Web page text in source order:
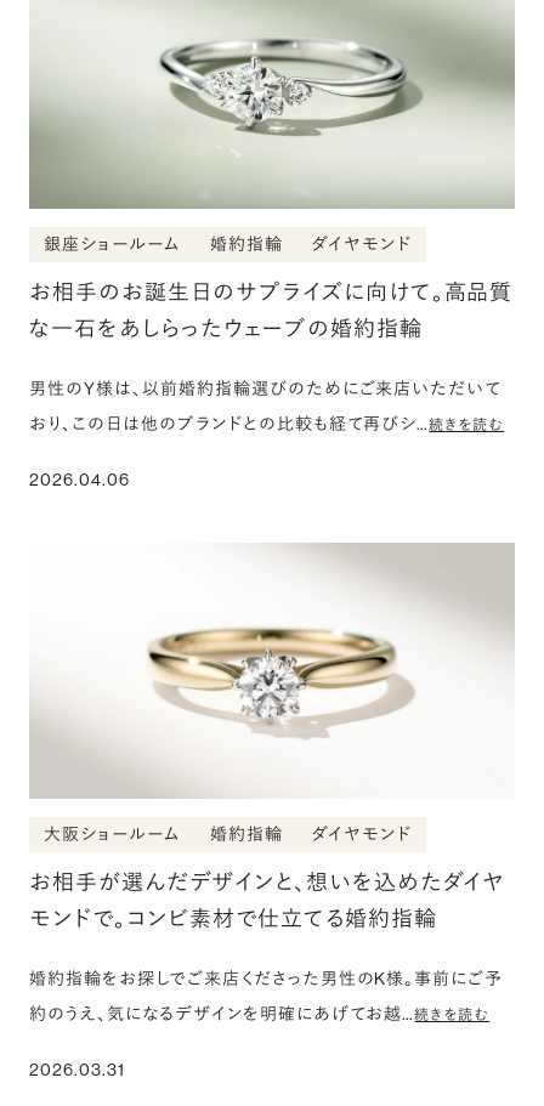
銀座ショールーム 婚約指輪 ダイヤモンド
お相手のお誕生日のサプライズに向けて。高品質
な一石をあしらったウェーブの婚約指輪
男性のY様は、以前婚約指輪選びのためにご来店いただいて
おり、この日は他のブランドとの比較も経て再びシ…続きを読む
2026.04.06
大阪ショールーム 婚約指輪 ダイヤモンド
お相手が選んだデザインと、想いを込めたダイヤ
モンドで。コンビ素材で仕立てる婚約指輪
婚約指輪をお探しでご来店くださった男性のK様。事前にご予
約のうえ、気になるデザインを明確にあげてお越…続きを読む
2026.03.31